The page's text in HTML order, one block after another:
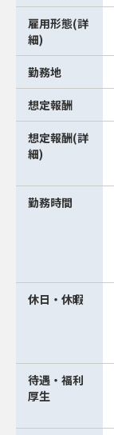
雇用形態(詳
細)
勤務地
想定報酬
想定報酬(詳
細)
勤務時間
休日・休暇
待遇・福利
厚生